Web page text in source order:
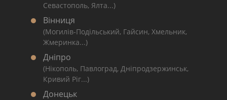
Севастополь, Ялта...)
Вінниця
(Могилів-Подільський, Гайсин, Хмельник,
Жмеринка...)
Дніпро
(Нікополь, Павлоград, Дніпродзержинськ,
Кривий Ріг...)
Донецьк